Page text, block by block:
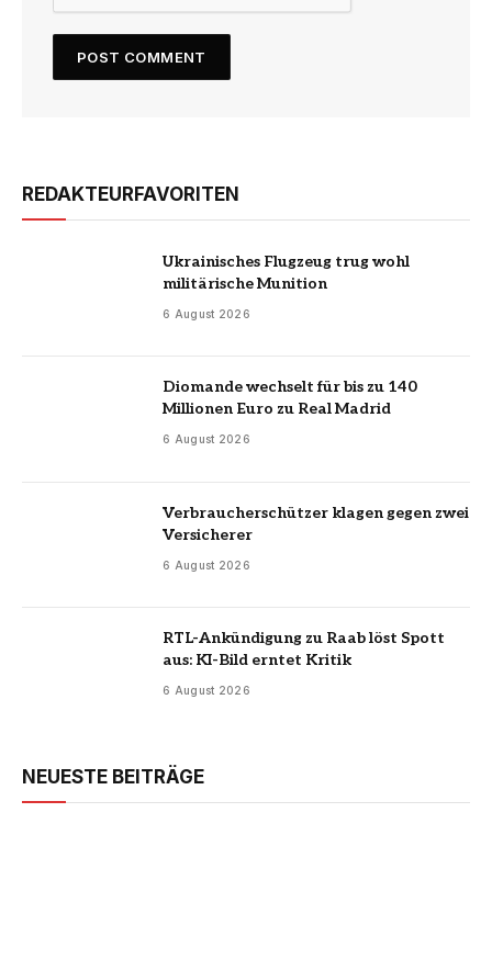
REDAKTEURFAVORITEN
Ukrainisches Flugzeug trug wohl
militärische Munition
6 August 2026
Diomande wechselt für bis zu 140
Millionen Euro zu Real Madrid
6 August 2026
Verbraucherschützer klagen gegen zwei
Versicherer
6 August 2026
RTL-Ankündigung zu Raab löst Spott
aus: KI-Bild erntet Kritik
6 August 2026
NEUESTE BEITRÄGE